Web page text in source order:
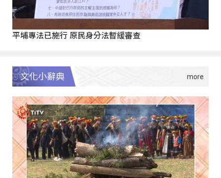
平埔專法已施行 原民身分法暫緩審查
文化小辭典